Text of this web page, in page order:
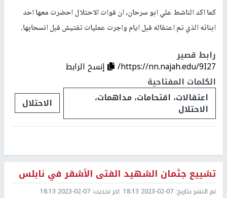
كما اكد الناشط علي ابو سرحان، ان قوات الاحتلال احضرت معها احد
ابنائه الذي تم اعتقاله قبل ايام واجرت عمليات تفتيش قبل انسحابها.
رابط قصير
https://nn.najah.edu/9I27/
إنسخ الرابط
الكلمات المفتاحية
اعتقالات، اقتحامات، مداهمات،
الاحتلال الاحتلال
تشييع جثمان الشهيد الفتى الأشقر في نابلس
تم النشر بتاريخ: 2023-02-07 18:13 اخر تحديث: 2023-02-07 18:13